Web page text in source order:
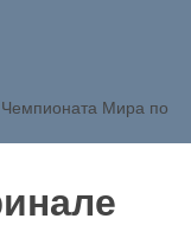
Мира по